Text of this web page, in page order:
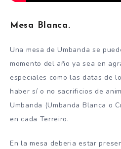
Mesa Blanca.
Una mesa de Umbanda se
momento del año ya sea en
especiales como las datas de
haber sí o no sacrificios de
Umbanda (Umbanda Blanca o
en cada Terreiro.
En la mesa deberia estar